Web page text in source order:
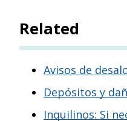
Related
Avisos de
Depósitos y
Inquilinos: Si